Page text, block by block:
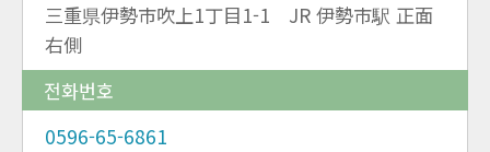
三重県伊勢市吹上1丁目1-1 JR 伊勢市駅 正面
右側
전화번호
0596-65-6861